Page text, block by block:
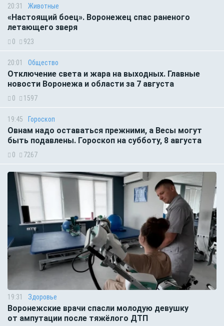
20:31 Животные
«Настоящий боец». Воронежец спас раненого
летающего зверя
0 923
20:01 Общество
Отключение света и жара на выходных. Главные
новости Воронежа и области за 7 августа
0 1597
19:45 Гороскоп
Овнам надо оставаться прежними, а Весы могут
быть подавлены. Гороскоп на субботу, 8 августа
0 7267
19:31 Здоровье
Воронежские врачи спасли молодую девушку
от ампутации после тяжёлого ДТП